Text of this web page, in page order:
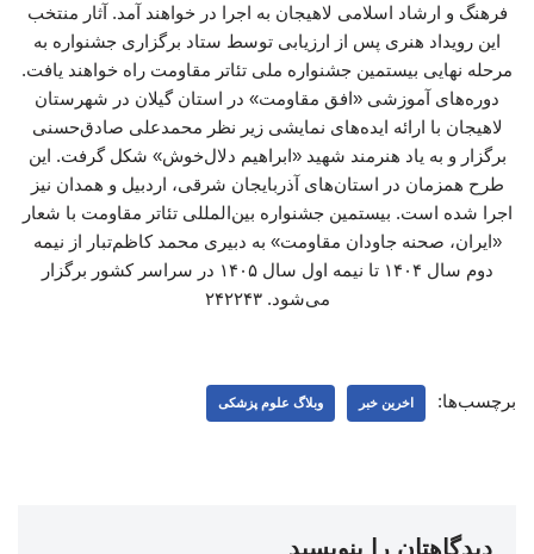
فرهنگ و ارشاد اسلامی لاهیجان به اجرا در خواهند آمد. آثار منتخب
این رویداد هنری پس از ارزیابی توسط ستاد برگزاری جشنواره به
مرحله نهایی بیستمین جشنواره ملی تئاتر مقاومت راه خواهند یافت.
دوره‌های آموزشی «افق مقاومت» در استان گیلان در شهرستان
لاهیجان با ارائه ایده‌های نمایشی زیر نظر محمدعلی صادق‌حسنی
برگزار و به یاد هنرمند شهید «ابراهیم دلال‌خوش» شکل گرفت. این
طرح همزمان در استان‌های آذربایجان شرقی، اردبیل و همدان نیز
اجرا شده است. بیستمین جشنواره بین‌المللی تئاتر مقاومت با شعار
«ایران، صحنه جاودان مقاومت» به دبیری محمد کاظم‌تبار از نیمه
دوم سال ۱۴۰۴ تا نیمه اول سال ۱۴۰۵ در سراسر کشور برگزار
می‌شود. ۲۴۲۲۴۳
برچسب‌ها: اخرین خبر وبلاگ علوم پزشکی
دیدگاهتان را بنویسید